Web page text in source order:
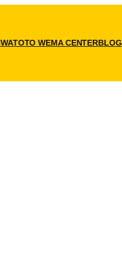
WATOTO WEMA CENTERBLOG